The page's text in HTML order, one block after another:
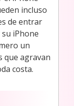
incluso
de entrar
iPhone
un
que agravan
costa.